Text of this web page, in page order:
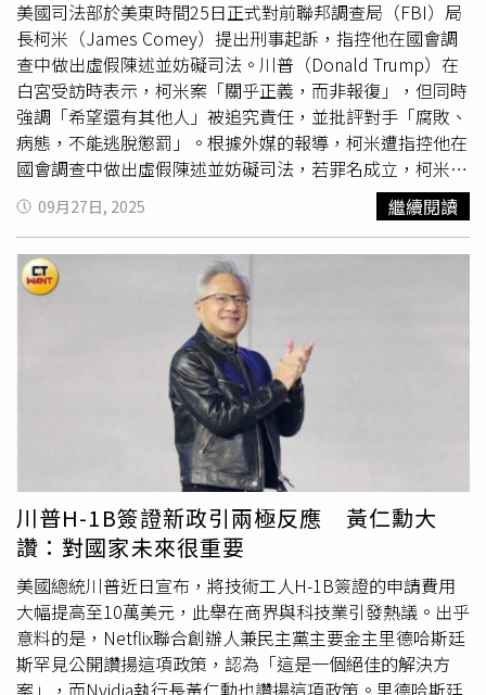
美國司法部於美東時間25日正式對前聯邦調查局（FBI）局
長柯米（James Comey）提出刑事起訴，指控他在國會調
查中做出虛假陳述並妨礙司法。川普（Donald Trump）在
白宮受訪時表示，柯米案「關乎正義，而非報復」，但同時
強調「希望還有其他人」被追究責任，並批評對手「腐敗、
病態，不能逃脫懲罰」。根據外媒的報導，柯米遭指控他在
國會調查中做出虛假陳述並妨礙司法，若罪名成立，柯米最
高可能面臨5年徒刑。這是川普政府自重返白宮以來，首次
成功讓大陪審團對主要政治對手提出刑事指控，外界普遍視
此為川普報復行動的升級。據《路透社》報導，負責本案的
維吉尼亞州東區代理聯邦檢察官西伯特（Erik Siebert）因
質疑證據不足而辭職，其繼任者則是川普昔日私人律師、現
任白宮副幕僚長林賽哈利根（Lindsey Halligan）。由於哈
利根缺乏聯邦檢察經驗，且與川普關係密切，司法部內部人
士憂心政治干預嚴重。大陪審團最終駁回部分擬議指控，但
批准針對柯米的兩項罪名，包括在2020年參議院聽證會上
做出虛假陳述，以及妨礙國會程序。柯米否認不當行為，並
在影片聲明中表示：「我對司法部感到心碎，但對司法體系
仍有信心。我是清白的，讓我們上庭吧。」此案引發外界對
美國司法獨立的廣泛疑慮，前美國檢察官喬伊斯萬斯
（Joyce Vance）直言，這是「令人不安的時刻」，凸顯總
統濫用權力對政敵進行報復。前政府倫理官員、布魯金斯學
會研究員艾森（Norm Eisen）也批評：「這完全是報復行
動，缺乏正當性。」民主黨議員則警告，川普正將司法部徹
底武器化。參議員迪克德賓（Dick Durbin）表示，這代表
「司法部已淪為復仇總統的政治工具」。柯米的起訴僅是開
始，川普已多次公開要求司法部對包括紐約州檢察總長詹樂
09月27日, 2025 繼續閱讀
川普H-1B簽證新政引兩極反應 黃仁勳大
讚：對國家未來很重要
美國總統川普近日宣布，將技術工人H-1B簽證的申請費用
大幅提高至10萬美元，此舉在商界與科技業引發熱議。出乎
意料的是，Netflix聯合創辦人兼民主黨主要金主里德哈斯廷
斯罕見公開讚揚這項政策，認為「這是一個絕佳的解決方